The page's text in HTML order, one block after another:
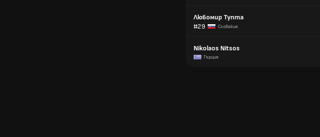
Любомир Тупта
#29
Словакия
Nikolaos Nitsos
Гърция